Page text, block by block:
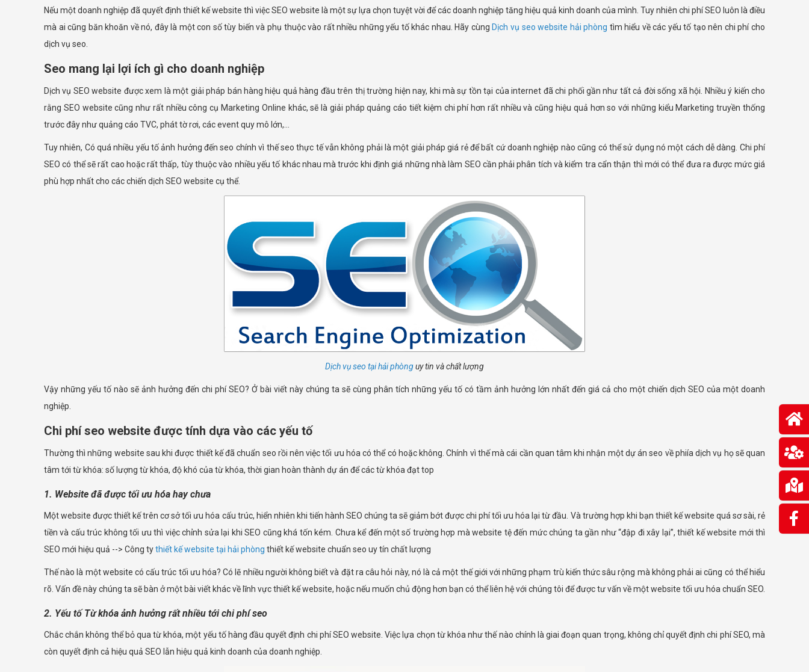
Nếu một doanh nghiệp đã quyết định thiết kế website thì việc SEO website là một sự lựa chọn tuyệt vời để các doanh nghiệp tăng hiệu quả kinh doanh của mình. Tuy nhiên chi phí SEO luôn là điều
mà ai cũng băn khoăn về nó, đây là một con số tùy biến và phụ thuộc vào rất nhiều những yếu tố khác nhau. Hãy cùng Dịch vụ seo website hải phòng tìm hiểu về các yếu tố tạo nên chi phí cho
dịch vụ seo.
Seo mang lại lợi ích gì cho doanh nghiệp
Dịch vụ SEO website được xem là một giải pháp bán hàng hiệu quả hàng đầu trên thị trường hiện nay, khi mà sự tồn tại của internet đã chi phối gần như tất cả đời sống xã hội. Nhiều ý kiến cho
rằng SEO website cũng như rất nhiều công cụ Marketing Online khác, sẽ là giải pháp quảng cáo tiết kiệm chi phí hơn rất nhiều và cũng hiệu quả hơn so với những kiểu Marketing truyền thống
trước đây như quảng cáo TVC, phát tờ rơi, các event quy mô lớn,…
Tuy nhiên, Có quá nhiều yếu tố ảnh hưởng đến seo chính vì thế seo thực tế vẫn không phải là một giải pháp giá rẻ để bất cứ doanh nghiệp nào cũng có thể sử dụng nó một cách dễ dàng. Chi phí
SEO có thể sẽ rất cao hoặc rất thấp, tùy thuộc vào nhiều yếu tố khác nhau mà trước khi định giá những nhà làm SEO cần phải phân tích và kiểm tra cẩn thận thì mới có thể đưa ra được mức giá
phù hợp nhất cho các chiến dịch SEO website cụ thể.
Dịch vụ seo tại hải phònguy tin và chất lượng
Vậy những yếu tố nào sẽ ảnh hưởng đến chi phí SEO? Ở bài viết này chúng ta sẽ cùng phân tích những yếu tố có tầm ảnh hưởng lớn nhất đến giá cả cho một chiến dịch SEO của một doanh
nghiệp.
Chi phí seo website được tính dựa vào các yếu tố
Thường thì những website sau khi được thiết kế đã chuẩn seo rồi nên việc tối ưu hóa có thể có hoặc không. Chính vì thế mà cái cần quan tâm khi nhận một dự án seo về phiía dịch vụ họ sẽ quan
tâm tới từ khóa: số lượng từ khóa, độ khó của từ khóa, thời gian hoàn thành dự án để các từ khóa đạt top
1. Website đã được tối ưu hóa hay chưa
Một website được thiết kế trên cơ sở tối ưu hóa cấu trúc, hiển nhiên khi tiến hành SEO chúng ta sẽ giảm bớt được chi phí tối ưu hóa lại từ đầu. Và trường hợp khi bạn thiết kế website quá sơ sài, rẻ
tiền và cấu trúc không tối ưu thì việc chỉnh sửa lại khi SEO cũng khá tốn kém. Chưa kể đến một số trường hợp mà website tệ đến mức chúng ta gần như “đập đi xây lại”, thiết kế website mới thì
SEO mới hiệu quả --> Công tythiết kế website tại hải phòng thiết kế website chuẩn seo uy tín chất lượng
Thế nào là một website có cấu trúc tối ưu hóa? Có lẽ nhiều người không biết và đặt ra câu hỏi này, nó là cả một thế giới với những phạm trù kiến thức sâu rộng mà không phải ai cũng có thể hiểu
rõ. Vấn đề này chúng ta sẽ bàn ở một bài viết khác về lĩnh vực thiết kế website, hoặc nếu muốn chủ động hơn bạn có thể liên hệ với chúng tôi để được tư vấn về một website tối ưu hóa chuẩn SEO.
2. Yếu tố Từ khóa ảnh hưởng rất nhiều tới chi phí seo
Chắc chắn không thể bỏ qua từ khóa, một yếu tố hàng đầu quyết định chi phí SEO website. Việc lựa chọn từ khóa như thế nào chính là giai đoạn quan trọng, không chỉ quyết định chi phí SEO, mà
còn quyết định cả hiệu quả SEO lẫn hiệu quả kinh doanh của doanh nghiệp.